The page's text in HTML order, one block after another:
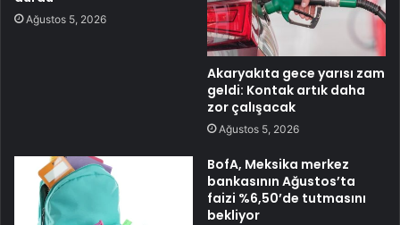
Ağustos 5, 2026
Akaryakıta gece yarısı zam
geldi: Kontak artık daha
zor çalışacak
Ağustos 5, 2026
BofA, Meksika merkez
bankasının Ağustos’ta
faizi %6,50’de tutmasını
bekliyor